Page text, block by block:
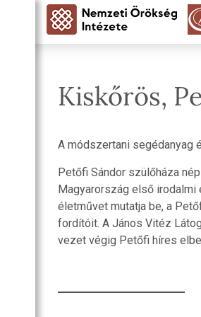
Kiskőrös,
A módszertani segédanyag
Petőfi Sándor szülőháza
Magyarország első irodalmi
életművet mutatja be, a
fordítóit. A János Vitéz
vezet végig Petőfi híres